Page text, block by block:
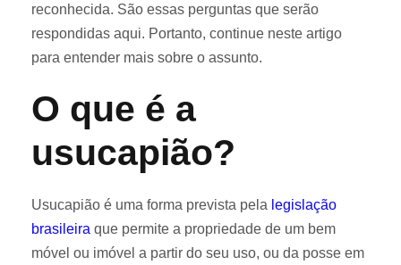
reconhecida. São essas perguntas que serão
respondidas aqui. Portanto, continue neste artigo
para entender mais sobre o assunto.
O que é a
usucapião?
Usucapião é uma forma prevista pela legislação
brasileira que permite a propriedade de um bem
móvel ou imóvel a partir do seu uso, ou da posse em